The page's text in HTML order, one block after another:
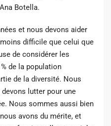
Botella.
et nous devons aider
difficile que celui que
de considérer les
de la population
de la diversité. Nous
lutter pour une
Nous sommes aussi bien
avons du mérite, et